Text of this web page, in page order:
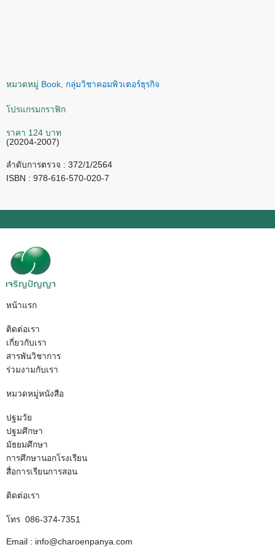
หมวดหมู่ Book, กลุ่มวิชาคอมพิวเตอร์ธุรกิจ
โปรแกรมกราฟิก
ราคา 124 บาท
(20204-2007)
ลำดับการตรวจ : 372/1/2564
ISBN : 978-616-570-020-7
หน้าแรก
ติดต่อเรา
เกี่ยวกับเรา
สารพันวิชาการ
ร่วมงามกับเรา
หมวดหมู่หนังสือ
ปฐมวัย
ปฐมศึกษา
มัธยมศึกษา
การศึกษานอกโรงเรียน
สื่อการเรียนการสอน
ติดต่อเรา
โทร 086-374-7351
Email : info@charoenpanya.com